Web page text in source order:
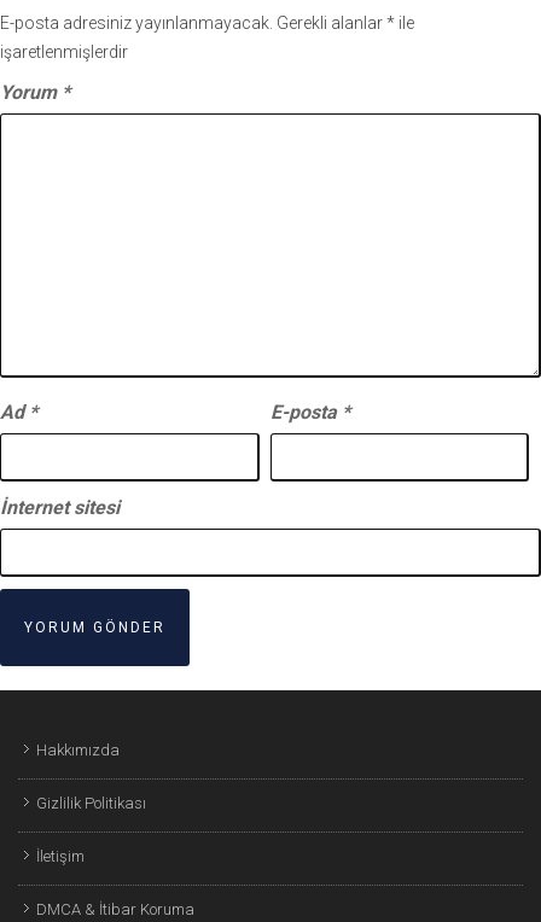
E-posta adresiniz yayınlanmayacak. Gerekli alanlar* ile
işaretlenmişlerdir
Yorum *
Ad * E-posta *
İnternet sitesi
Hakkımızda
Gizlilik Politikası
İletişim
DMCA & İtibar Koruma